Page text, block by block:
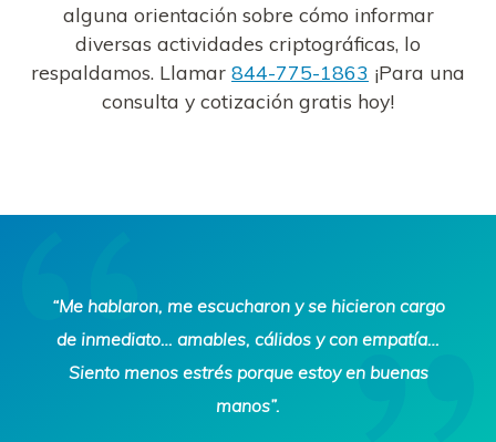
alguna orientación sobre cómo informar
diversas actividades criptográficas, lo
respaldamos. Llamar 844-775-1863 ¡Para una
consulta y cotización gratis hoy!
Network
“Me hablaron, me escucharon y se hicieron cargo
de inmediato… amables, cálidos y con empatía…
Siento menos estrés porque estoy en buenas
manos”.